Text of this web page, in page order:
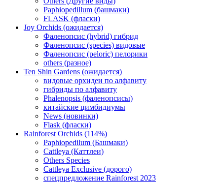
Paphiopedillum (башмаки)
FLASK (фласки)
Joy Orchids (ожидается)
Фаленопсис (hybrid) гибрид
Фаленопсис (species) видовые
Фаленопсис (peloric) пелорики
others (разное)
Ten Shin Gardens (ожидается)
видовые орхидеи по алфавиту
гибриды по алфавиту
Phalenopsis (фаленопсисы)
китайские цимбидиумы
News (новинки)
Flask (фласки)
Rainforest Orchids (114%)
Paphiopedilum (Башмаки)
Cattleya (Каттлеи)
Others Species
Cattleya Exclusive (дорого)
спецпредложение Rainforest 2023